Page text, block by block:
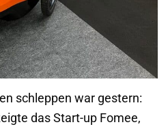
schleppen war gestern:
das Start-up Fomee,